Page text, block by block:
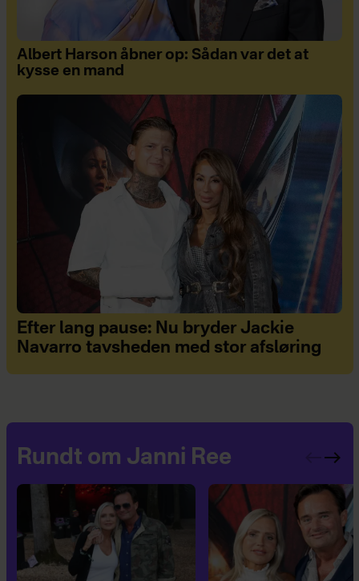
Albert Harson åbner op: Sådan var det at
kysse en mand
Efter lang pause: Nu bryder Jackie
Navarro tavsheden med stor afsløring
Rundt om Janni Ree